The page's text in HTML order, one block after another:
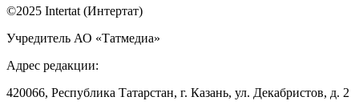
©2025 Intertat (Интертат)
Учредитель АО «Татмедиа»
Адрес редакции:
420066, Республика Татарстан, г. Казань, ул. Декабристов, д. 2